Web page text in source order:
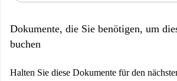
Dokumente, die Sie benötigen, um
buchen
Halten Sie diese Dokumente für den